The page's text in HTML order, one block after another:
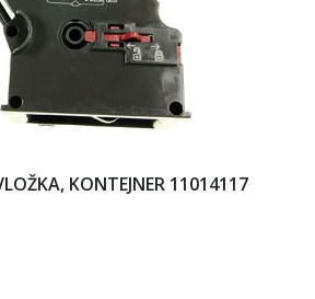
KONTEJNER 11014117